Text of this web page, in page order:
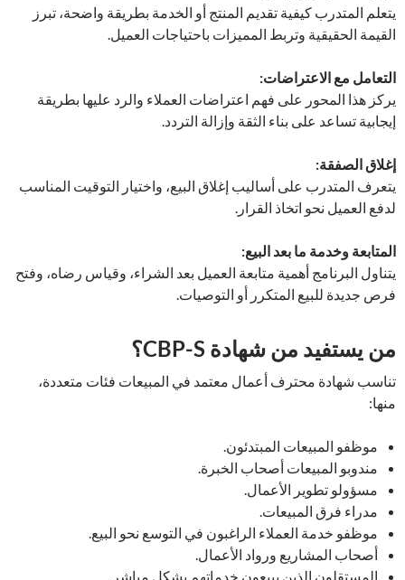
يتعلم المتدرب كيفية تقديم المنتج أو الخدمة بطريقة واضحة، تبرز
القيمة الحقيقية وتربط المميزات باحتياجات العميل.
التعامل مع الاعتراضات:
يركز هذا المحور على فهم اعتراضات العملاء والرد عليها بطريقة
إيجابية تساعد على بناء الثقة وإزالة التردد.
إغلاق الصفقة:
يتعرف المتدرب على أساليب إغلاق البيع، واختيار التوقيت المناسب
لدفع العميل نحو اتخاذ القرار.
المتابعة وخدمة ما بعد البيع:
يتناول البرنامج أهمية متابعة العميل بعد الشراء، وقياس رضاه، وفتح
فرص جديدة للبيع المتكرر أو التوصيات.
من يستفيد من شهادة CBP-S؟
تناسب شهادة محترف أعمال معتمد في المبيعات فئات متعددة،
منها:
موظفو المبيعات المبتدئون.
مندوبو المبيعات أصحاب الخبرة.
مسؤولو تطوير الأعمال.
مدراء فرق المبيعات.
موظفو خدمة العملاء الراغبون في التوسع نحو البيع.
أصحاب المشاريع ورواد الأعمال.
المستقلون الذين يبيعون خدماتهم بشكل مباشر.